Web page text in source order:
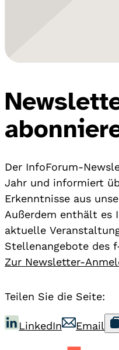
Der InfoForum-
Jahr und informiert
Erkenntnisse aus
Außerdem enthält es
aktuelle
Stellenangebote des
Zur Newsletter-
Teilen Sie die Seite:
LinkedIn Email